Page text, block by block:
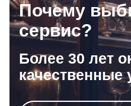
Почему
сервис?
Более 30 лет
качественные